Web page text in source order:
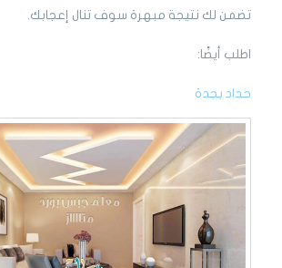
تضمن لك نتيجة مبهرة سوف تنال إعجابك.
اطلب أيضًا:
حداد بجدة